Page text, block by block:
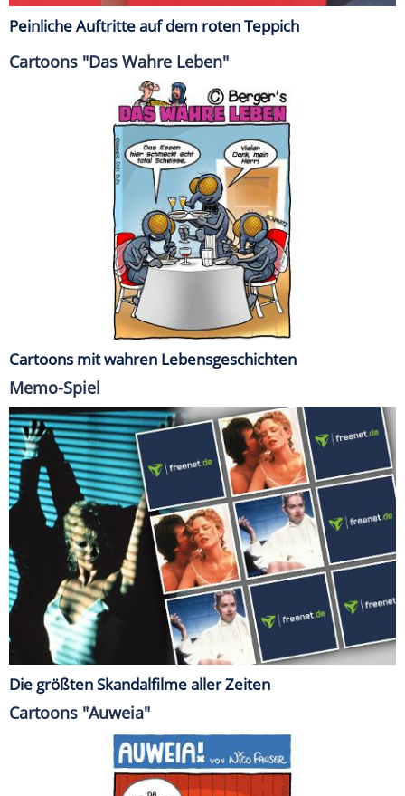
Peinliche Auftritte auf dem roten Teppich
Cartoons "Das Wahre Leben"
Cartoons mit wahren Lebensgeschichten
Memo-Spiel
Die größten Skandalfilme aller Zeiten
Cartoons "Auweia"